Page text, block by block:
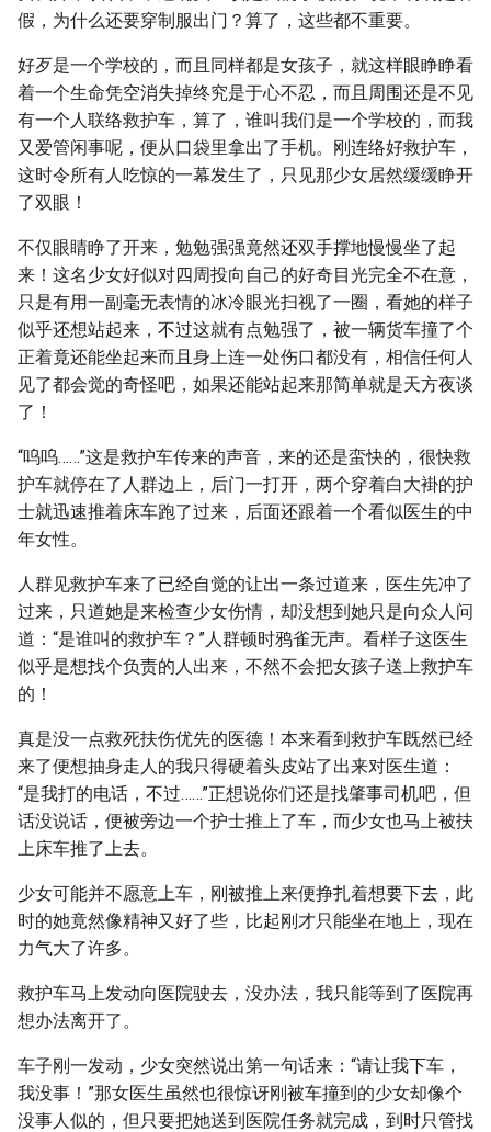
假，为什么还要穿制服出门？算了，这些都不重要。
好歹是一个学校的，而且同样都是女孩子，就这样眼睁睁看
着一个生命凭空消失掉终究是于心不忍，而且周围还是不见
有一个人联络救护车，算了，谁叫我们是一个学校的，而我
又爱管闲事呢，便从口袋里拿出了手机。刚连络好救护车，
这时令所有人吃惊的一幕发生了，只见那少女居然缓缓睁开
了双眼！
不仅眼睛睁了开来，勉勉强强竟然还双手撑地慢慢坐了起
来！这名少女好似对四周投向自己的好奇目光完全不在意，
只是有用一副毫无表情的冰冷眼光扫视了一圈，看她的样子
似乎还想站起来，不过这就有点勉强了，被一辆货车撞了个
正着竟还能坐起来而且身上连一处伤口都没有，相信任何人
见了都会觉的奇怪吧，如果还能站起来那简单就是天方夜谈
了！
“呜呜……”这是救护车传来的声音，来的还是蛮快的，很快救
护车就停在了人群边上，后门一打开，两个穿着白大褂的护
士就迅速推着床车跑了过来，后面还跟着一个看似医生的中
年女性。
人群见救护车来了已经自觉的让出一条过道来，医生先冲了
过来，只道她是来检查少女伤情，却没想到她只是向众人问
道：“是谁叫的救护车？”人群顿时鸦雀无声。看样子这医生
似乎是想找个负责的人出来，不然不会把女孩子送上救护车
的！
真是没一点救死扶伤优先的医德！本来看到救护车既然已经
来了便想抽身走人的我只得硬着头皮站了出来对医生道：
“是我打的电话，不过……”正想说你们还是找肇事司机吧，但
话没说话，便被旁边一个护士推上了车，而少女也马上被扶
上床车推了上去。
少女可能并不愿意上车，刚被推上来便挣扎着想要下去，此
时的她竟然像精神又好了些，比起刚才只能坐在地上，现在
力气大了许多。
救护车马上发动向医院驶去，没办法，我只能等到了医院再
想办法离开了。
车子刚一发动，少女突然说出第一句话来：“请让我下车，
我没事！”那女医生虽然也很惊讶刚被车撞到的少女却像个
没事人似的，但只要把她送到医院任务就完成，到时只管找